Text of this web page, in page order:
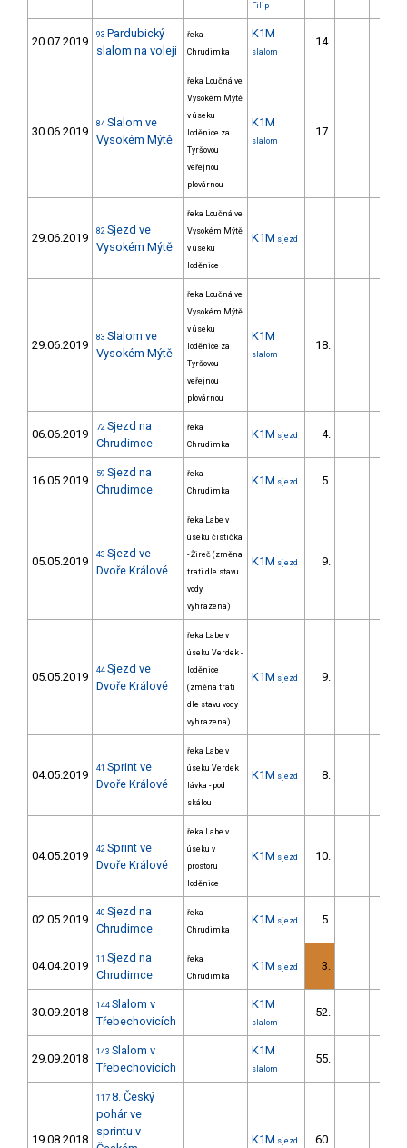
Filip
20.07.2019 93 Pardubický
slalom na voleji
řeka
Chrudimka
K1M
slalom
14.
30.06.2019
84 Slalom ve
Vysokém Mýtě
řeka Loučná ve
Vysokém Mýtě
v úseku
loděnice za
Tyršovou
veřejnou
plovárnou
K1M
slalom
17.
29.06.2019 82 Sjezd ve
Vysokém Mýtě
řeka Loučná ve
Vysokém Mýtě
v úseku
loděnice
K1M sjezd
29.06.2019
83 Slalom ve
Vysokém Mýtě
řeka Loučná ve
Vysokém Mýtě
v úseku
loděnice za
Tyršovou
veřejnou
plovárnou
K1M
slalom
18.
06.06.2019 72 Sjezd na
Chrudimce
řeka
Chrudimka
K1M sjezd 4.
16.05.2019 59 Sjezd na
Chrudimce
řeka
Chrudimka
K1M sjezd 5.
05.05.2019 43 Sjezd ve
Dvoře Králové
řeka Labe v
úseku čistička
- Žireč (změna
trati dle stavu
vody
vyhrazena)
K1M sjezd 9.
05.05.2019 44 Sjezd ve
Dvoře Králové
řeka Labe v
úseku Verdek -
loděnice
(změna trati
dle stavu vody
vyhrazena)
K1M sjezd 9.
04.05.2019 41 Sprint ve
Dvoře Králové
řeka Labe v
úseku Verdek
lávka - pod
skálou
K1M sjezd 8.
04.05.2019 42 Sprint ve
Dvoře Králové
řeka Labe v
úseku v
prostoru
loděnice
K1M sjezd 10.
02.05.2019 40 Sjezd na
Chrudimce
řeka
Chrudimka
K1M sjezd 5.
04.04.2019 11 Sjezd na
Chrudimce
řeka
Chrudimka
K1M sjezd 3.
30.09.2018 144 Slalom v
Třebechovicích
K1M
slalom
52.
29.09.2018 143 Slalom v
Třebechovicích
K1M
slalom
55.
19.08.2018
117 8. Český
pohár ve
sprintu v
K1M sjezd 60.